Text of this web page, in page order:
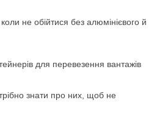
не обійтися без алюмінієвого й
для перевезення вантажів
знати про них, щоб не